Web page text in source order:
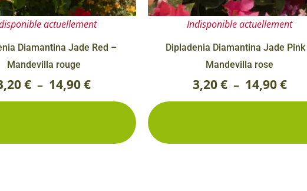
Rosiers à grosses fleurs
Rosiers grimpants
Semences &
d’Antan
Bulbes de fleurs de
actuellement
Diamantina Jade Red –
Mandevilla rouge
€ – 14,90€
sur
Indisponible actuellement
Dipladenia Diamantina Jade
Mandevilla rose
3,20€ – 14,90€